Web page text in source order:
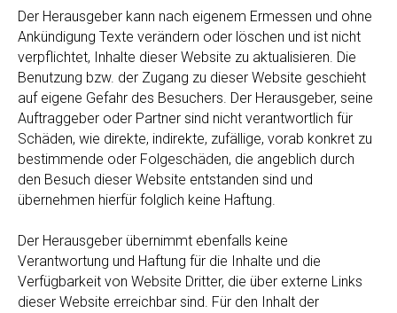
Der Herausgeber kann nach eigenem Ermessen und ohne
Ankündigung Texte verändern oder löschen und ist nicht
verpflichtet, Inhalte dieser Website zu aktualisieren. Die
Benutzung bzw. der Zugang zu dieser Website geschieht
auf eigene Gefahr des Besuchers. Der Herausgeber, seine
Auftraggeber oder Partner sind nicht verantwortlich für
Schäden, wie direkte, indirekte, zufällige, vorab konkret zu
bestimmende oder Folgeschäden, die angeblich durch
den Besuch dieser Website entstanden sind und
übernehmen hierfür folglich keine Haftung.
Der Herausgeber übernimmt ebenfalls keine
Verantwortung und Haftung für die Inhalte und die
Verfügbarkeit von Website Dritter, die über externe Links
dieser Website erreichbar sind. Für den Inhalt der